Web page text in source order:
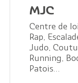
MJC
Centre de
Rap,
Judo,
Running,
Patois…